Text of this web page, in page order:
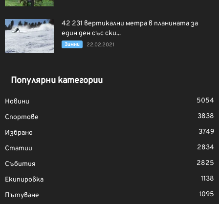
42 231 вертикални метра в планината за
един ден със ски...
Зимни 22.02.2021
Популярни категории
Новини
5054
Спортове
3838
Избрано
3749
Статии
2834
Събития
2825
Екипировка
1138
Пътуване
1095